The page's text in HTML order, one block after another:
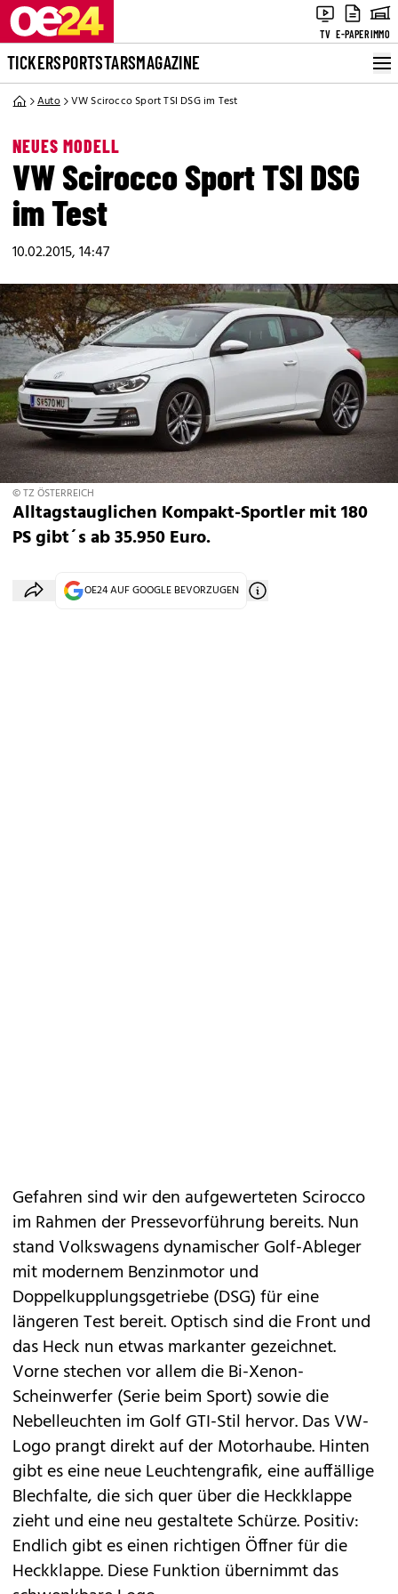
TV E-PAPERIMMO
TICKERSPORTSTARSMAGAZINE
Auto VW Scirocco Sport TSI DSG im Test
NEUES MODELL
VW Scirocco Sport TSI DSG
im Test
10.02.2015, 14:47
© TZ ÖSTERREICH
Alltagstauglichen Kompakt-Sportler mit 180
PS gibt´s ab 35.950 Euro.
OE24 AUF GOOGLE BEVORZUGEN
Gefahren sind wir den aufgewerteten Scirocco
im Rahmen der Pressevorführung bereits. Nun
standVolkswagensdynamischer Golf-Ableger
mit modernem Benzinmotor und
Doppelkupplungsgetriebe (DSG) für eine
längeren Test bereit. Optisch sind die Front und
das Heck nun etwas markanter gezeichnet.
Vorne stechen vor allem die Bi-Xenon-
Scheinwerfer (Serie beim Sport) sowie die
Nebelleuchten im Golf GTI-Stil hervor. Das VW-
Logo prangt direkt auf der Motorhaube. Hinten
gibt es eine neue Leuchtengrafik, eine auffällige
Blechfalte, die sich quer über die Heckklappe
zieht und eine neu gestaltete Schürze. Positiv:
Endlich gibt es einen richtigen Öffner für die
Heckklappe. Diese Funktion übernimmt das